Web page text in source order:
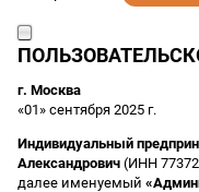
г. Москва
«01» сентября 2025 г.
Индивидуальный
Александрович (ИНН
далее именуемый